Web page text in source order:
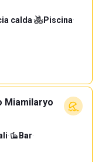
calda· Piscina·
Miamilaryo
· Bar·